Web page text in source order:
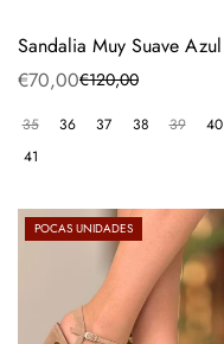
Sandalia Muy Suave Azul
Precio
de
€70,00
Precio
regular
€120,00
35 36 37 38 39
40
41
POCAS UNIDADES